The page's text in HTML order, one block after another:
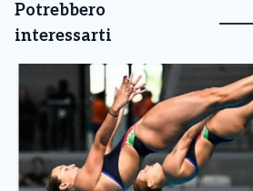
Potrebbero
interessarti